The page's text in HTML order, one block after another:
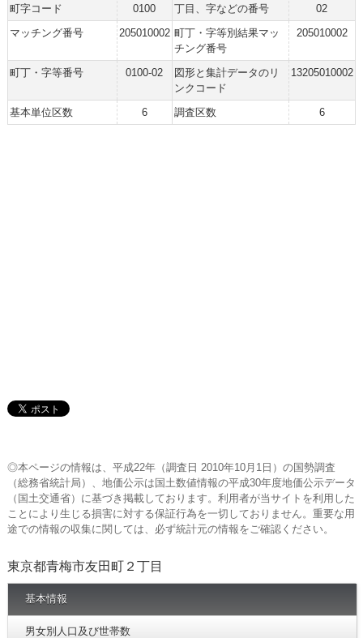
町字コード 0100 丁目、字などの番号
02
マッチング番号
205010002 町丁・字等別結果マッ
チング番号
205010002
町丁・字等番号 0100-02
図形と集計データのリ
ンクコード
13205010002
基本単位区数 6 調査区数 6
◎本ページの情報は、平成22年（調査日 2010年10月1日）の国勢調査
（総務省統計局）、地価公示は国土数値情報の平成30年度地価公示データ
（国土交通省）に基づき掲載しております。利用者が当サイトを利用した
ことにより生じる損害に対する保証行為を一切しておりません。重要な用
途での情報の収集に関しては、必ず統計元の情報をご確認ください。
東京都青梅市友田町２丁目
基本情報
男女別人口及び世帯数